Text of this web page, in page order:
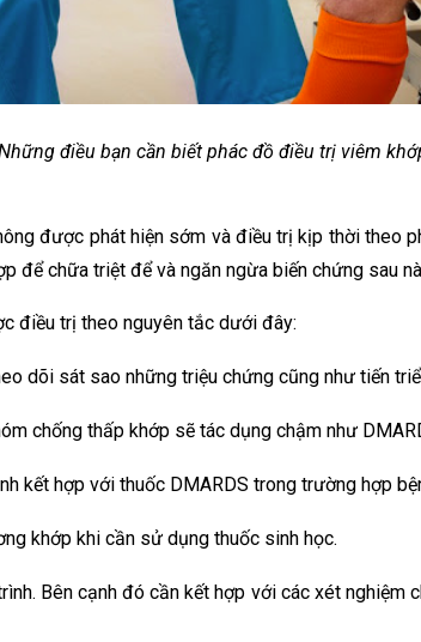
điều bạn cần biết phác đồ điều trị viêm
được phát hiện sớm và điều trị kịp thời theo
để chữa triệt để và ngăn ngừa biến chứng sau
điều trị theo nguyên tắc dưới đây:
dõi sát sao những triệu chứng cũng như tiến
chống thấp khớp sẽ tác dụng chậm như
kết hợp với thuốc DMARDS trong trường hợp
khớp khi cần sử dụng thuốc sinh học.
Bên cạnh đó cần kết hợp với các xét nghiệm